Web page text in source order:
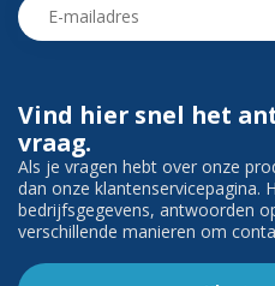
Vind hier snel het
vraag.
Als je vragen hebt over onze
dan onze klantenservicepagina.
bedrijfsgegevens, antwoorden
verschillende manieren om